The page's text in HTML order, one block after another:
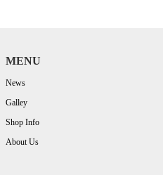
MENU
News
Galley
Shop Info
About Us